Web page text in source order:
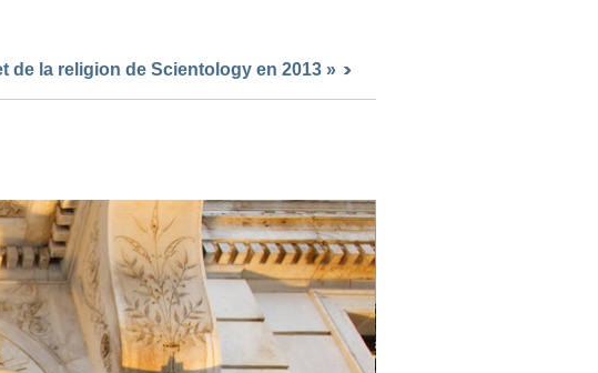
de la religion de Scientology en 2013 »